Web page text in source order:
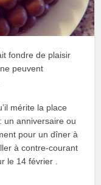
fondre de plaisir
peuvent
mérite la place
un anniversaire ou
pour un dîner à
à contre-courant
le 14 février .